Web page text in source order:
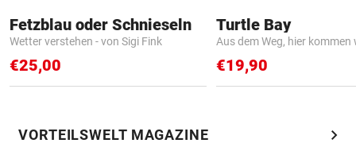
Fetzblau oder Schnieseln
Wetter verstehen - von Sigi Fink
€25,00
Turtle Bay
Aus dem Weg, hier kommen
€19,90
VORTEILSWELT MAGAZINE chevron_right